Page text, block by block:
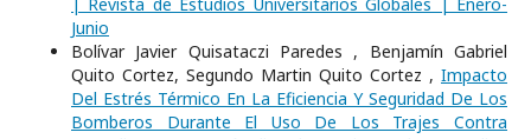
| Revista de Estudios Universitarios Globales | Enero-
Junio
Bolívar Javier Quisataczi Paredes , Benjamín Gabriel
Quito Cortez, Segundo Martin Quito Cortez , Impacto
Del Estrés Térmico En La Eficiencia Y Seguridad De Los
Bomberos Durante El Uso De Los Trajes Contra